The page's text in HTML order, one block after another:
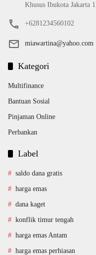
Khusus Ibukota Jakarta
+6281234560102
miawartina@yahoo.com
Kategori
Multifinance
Bantuan Sosial
Pinjaman Online
Perbankan
Label
saldo dana gratis
harga emas
dana kaget
konflik timur tengah
harga emas Antam
harga emas perhiasan